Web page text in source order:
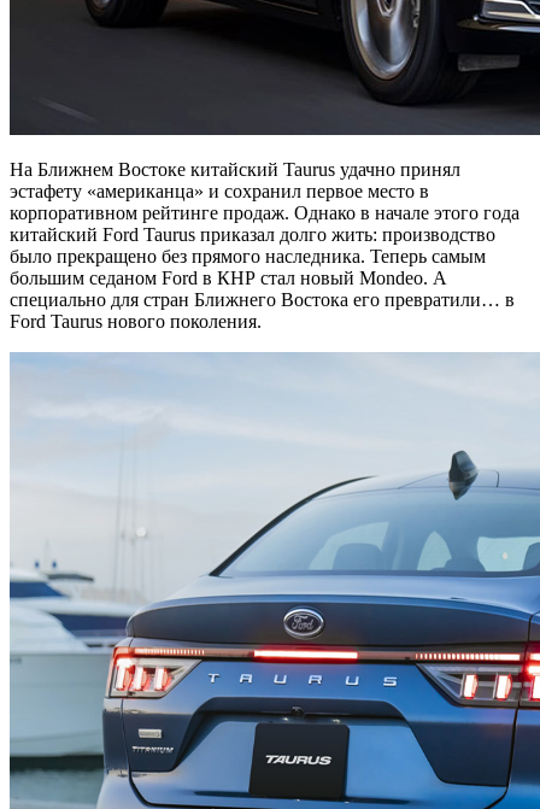
На Ближнем Востоке китайский Taurus удачно принял
эстафету «американца» и сохранил первое место в
корпоративном рейтинге продаж. Однако в начале этого года
китайский Ford Taurus приказал долго жить: производство
было прекращено без прямого наследника. Теперь самым
большим седаном Ford в КНР стал новый Mondeo. А
специально для стран Ближнего Востока его превратили… в
Ford Taurus нового поколения.